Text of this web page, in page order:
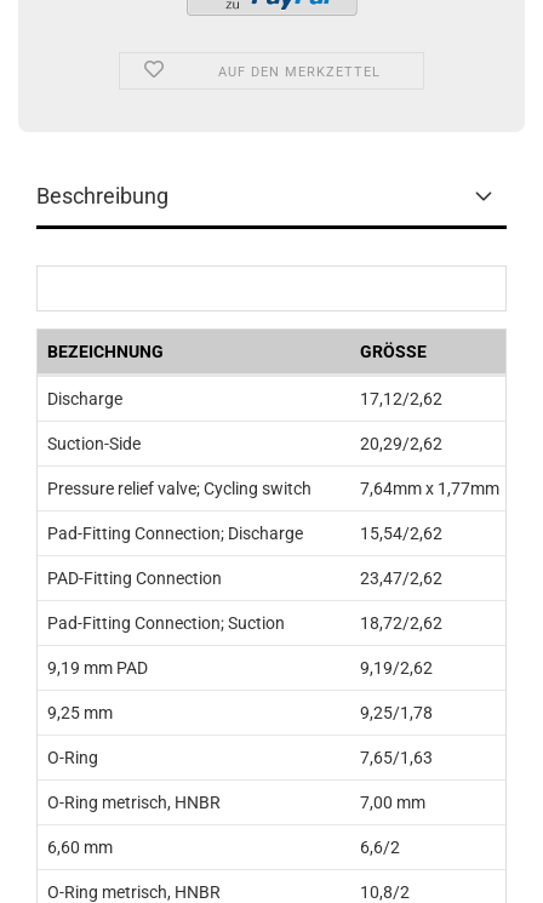
AUF DEN MERKZETTEL
Beschreibung
BEZEICHNUNG GRÖSSE
Discharge 17,12/2,62
Suction-Side 20,29/2,62
Pressure relief valve; Cycling switch 7,64mm x 1,77mm
Pad-Fitting Connection; Discharge 15,54/2,62
PAD-Fitting Connection 23,47/2,62
Pad-Fitting Connection; Suction 18,72/2,62
9,19 mm PAD 9,19/2,62
9,25 mm 9,25/1,78
O-Ring 7,65/1,63
O-Ring metrisch, HNBR 7,00 mm
6,60 mm 6,6/2
O-Ring metrisch, HNBR 10,8/2